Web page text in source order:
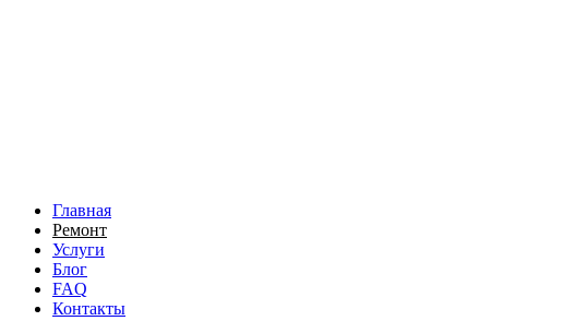
Главная
Ремонт
Услуги
Блог
FAQ
Контакты